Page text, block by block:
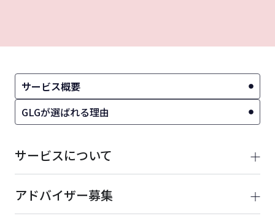
サービス概要
GLGが選ばれる理由
サービスについて
アドバイザー募集